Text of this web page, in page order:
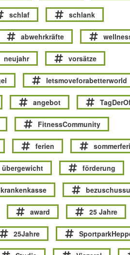
schlaf schlank
abwehrkräfte
neujahr vorsätze
letsmoveforabetterworld
angebot
FitnessCommunity
ferien
übergewicht förderung
krankenkasse
award 25 Jahre
25Jahre